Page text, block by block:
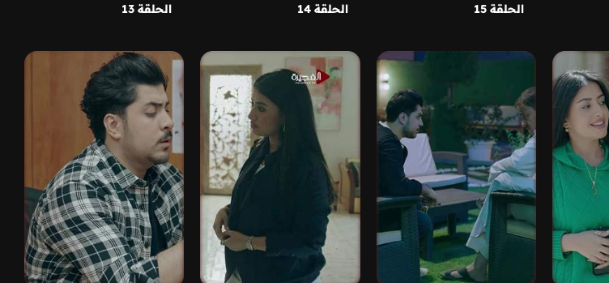
الحلقة 15 الحلقة 14 الحلقة 13